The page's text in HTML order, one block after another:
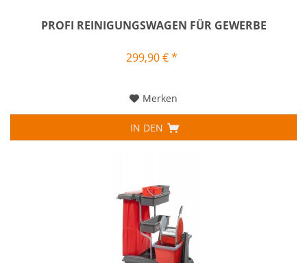
PROFI REINIGUNGSWAGEN FÜR GEWERBE
299,90 € *
Merken
IN DEN